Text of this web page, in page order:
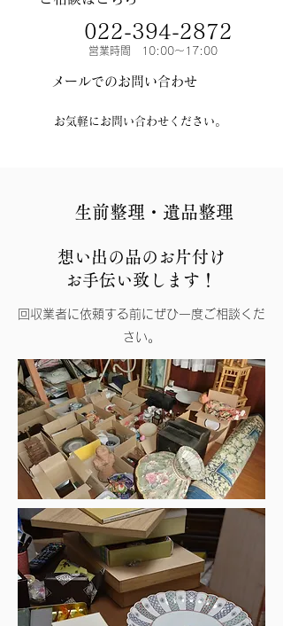
022-394-2872
営業時間 10:00～17:00
メールでのお問い合わせ
お気軽にお問い合わせください。
​生前整理・遺品整理
想い出の品のお片付け
お手伝い致します！
回収業者に依頼する前にぜひ一度ご相談くだ
さい。